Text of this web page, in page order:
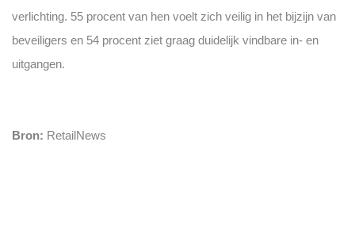
verlichting. 55 procent van hen voelt zich veilig in het bijzijn van
beveiligers en 54 procent ziet graag duidelijk vindbare in- en
uitgangen.
Bron: RetailNews